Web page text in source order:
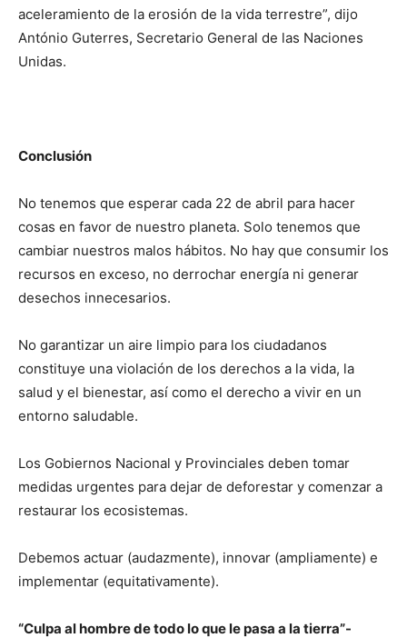
aceleramiento de la erosión de la vida terrestre”, dijo
António Guterres, Secretario General de las Naciones
Unidas.
Conclusión
No tenemos que esperar cada 22 de abril para hacer
cosas en favor de nuestro planeta. Solo tenemos que
cambiar nuestros malos hábitos. No hay que consumir los
recursos en exceso, no derrochar energía ni generar
desechos innecesarios.
No garantizar un aire limpio para los ciudadanos
constituye una violación de los derechos a la vida, la
salud y el bienestar, así como el derecho a vivir en un
entorno saludable.
Los Gobiernos Nacional y Provinciales deben tomar
medidas urgentes para dejar de deforestar y comenzar a
restaurar los ecosistemas.
Debemos actuar (audazmente), innovar (ampliamente) e
implementar (equitativamente).
“Culpa al hombre de todo lo que le pasa a la tierra”-